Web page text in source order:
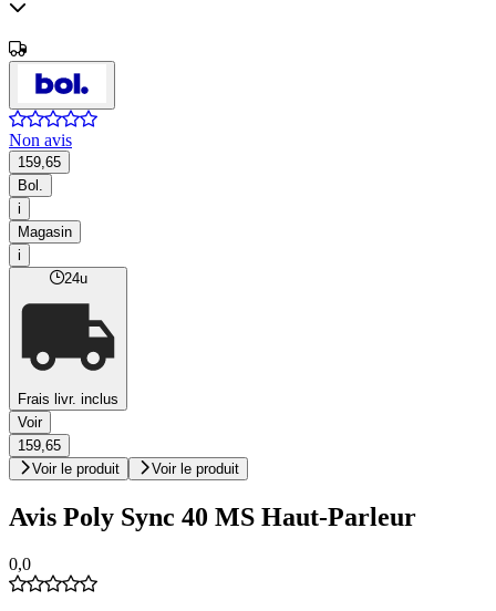
Non avis
159,65
Bol.
i
Magasin
i
24u
Frais livr. inclus
Voir
159,65
Voir le produit
Voir le produit
Avis Poly Sync 40 MS Haut-Parleur
0,0